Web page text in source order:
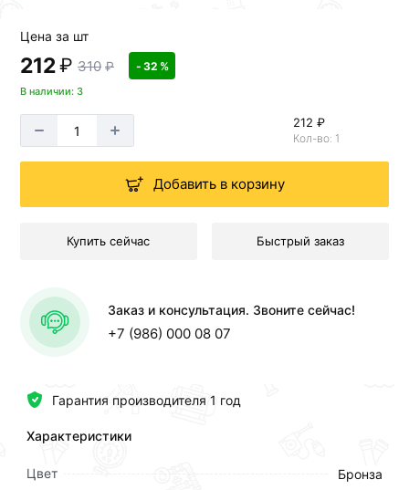
Гарантия производителя 1 год
Характеристики
Цвет
Бронза
Цена за шт
212₽ 310 ₽ - 32 %
В наличии: 3
212 ₽
Кол-во: 1
Добавить в корзину
Купить сейчас Быстрый заказ
Заказ и консультация. Звоните сейчас!
+7 (986) 000 08 07